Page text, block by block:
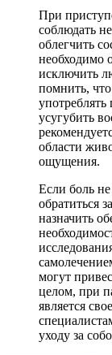
При
соблюдать
облегчить
необходимо
исключить
помнить,
усугубить
области
ощущения.
Если боль
обратиться
назначить
могут
целом, при
является
уходу за